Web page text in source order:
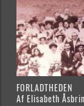
FORLADTHEDEN
Af Elisabeth